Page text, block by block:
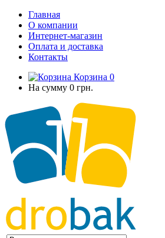
Главная
О компании
Интернет-магазин
Оплата и доставка
Контакты
Корзина 0
На сумму 0 грн.